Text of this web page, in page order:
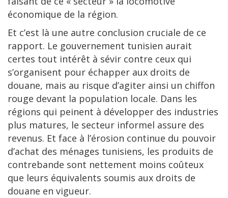
économique de la région.
Et c’est là une autre conclusion cruciale de ce
rapport. Le gouvernement tunisien aurait
certes tout intérêt à sévir contre ceux qui
s’organisent pour échapper aux droits de
douane, mais au risque d’agiter ainsi un chiffon
rouge devant la population locale. Dans les
régions qui peinent à développer des industries
plus matures, le secteur informel assure des
revenus. Et face à l’érosion continue du pouvoir
d’achat des ménages tunisiens, les produits de
contrebande sont nettement moins coûteux
que leurs équivalents soumis aux droits de
douane en vigueur.